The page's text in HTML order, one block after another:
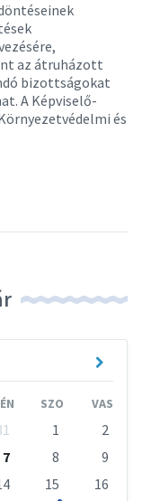
az átruházott
bizottságokat
A Képviselő-
és
SZO VAS
1
2
7 8
9
15
16